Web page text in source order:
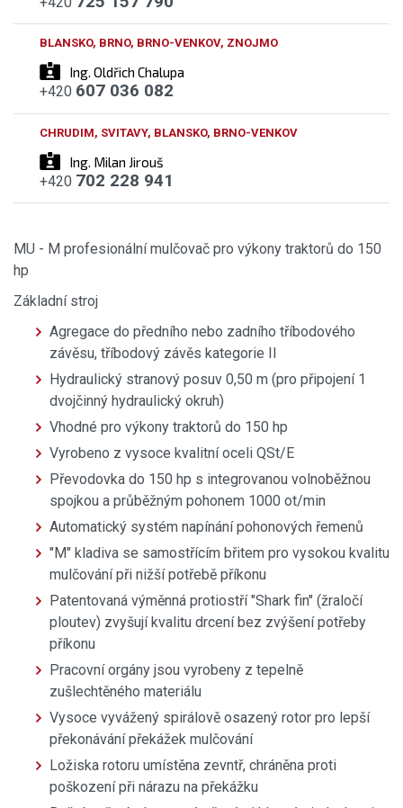
Ing. Oldřich Chalupa
BLANSKO, BRNO, BRNO-VENKOV, ZNOJMO
+420 607 036 082
Ing. Milan Jirouš
CHRUDIM, SVITAVY, BLANSKO, BRNO-VENKOV
+420 702 228 941
MU - M profesionální mulčovač pro výkony traktorů do 150
hp
Základní stroj
Agregace do předního nebo zadního tříbodového
závěsu, tříbodový závěs kategorie II
Hydraulický stranový posuv 0,50 m (pro připojení 1
dvojčinný hydraulický okruh)
Vhodné pro výkony traktorů do 150 hp
Vyrobeno z vysoce kvalitní oceli QSt/E
Převodovka do 150 hp s integrovanou volnoběžnou
spojkou a průběžným pohonem 1000 ot/min
Automatický systém napínání pohonových řemenů
"M" kladiva se samostřícím břitem pro vysokou kvalitu
mulčování při nižší potřebě příkonu
Patentovaná výměnná protiostří "Shark fin" (žraločí
ploutev) zvyšují kvalitu drcení bez zvýšení potřeby
příkonu
Pracovní orgány jsou vyrobeny z tepelně
zušlechtěného materiálu
Vysoce vyvážený spirálově osazený rotor pro lepší
překonávání překážek mulčování
Ložiska rotoru umístěna zevntř, chráněna proti
poškození při nárazu na překážku